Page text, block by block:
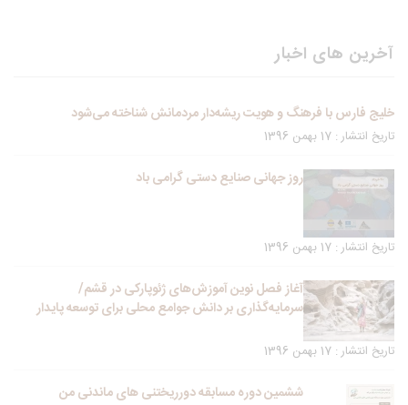
آخرین های اخبار
خلیج فارس با فرهنگ و هویت ریشه‌دار مردمانش شناخته می‌شود
تاریخ انتشار : 17 بهمن 1396
روز جهانی صنایع دستی گرامی باد
تاریخ انتشار : 17 بهمن 1396
آغاز فصل نوین آموزش‌های ژئوپارکی در قشم/
سرمایه‌گذاری بر دانش جوامع محلی برای توسعه پایدار
تاریخ انتشار : 17 بهمن 1396
ششمین دوره مسابقه دورریختنی های ماندنی من